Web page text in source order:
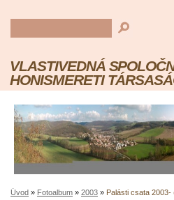
VLASTIVEDNÁ
HONISMERETI
Úvod » Fotoalbum » 2003 » Palásti csata 2003-